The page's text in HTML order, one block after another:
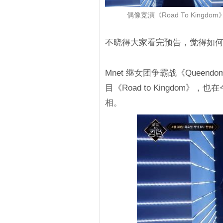
偶像竞演《Road To Kingdom
不晓得大家看完预告，觉得如
Mnet 继女团争霸战《
目《Road to Kingdom》，也
相。